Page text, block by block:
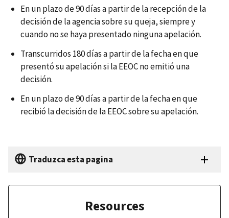
En un plazo de 90 días a partir de la recepción de la
decisión de la agencia sobre su queja, siempre y
cuando no se haya presentado ninguna apelación.
Transcurridos 180 días a partir de la fecha en que
presentó su apelación si la EEOC no emitió una
decisión.
En un plazo de 90 días a partir de la fecha en que
recibió la decisión de la EEOC sobre su apelación.
Traduzca esta pagina
Resources